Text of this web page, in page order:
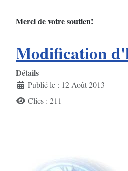
Merci de votre soutien!
Modification
Détails
Publié le : 12 Août 2013
Clics : 211